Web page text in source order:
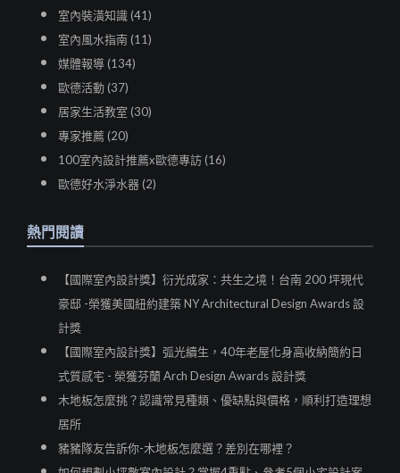
室內裝潢知識 (41)
室內風水指南 (11)
媒體報導 (134)
歐德活動 (37)
居家生活教室 (30)
專家推薦 (20)
100室內設計推薦x歐德專訪 (16)
歐德好水淨水器 (2)
熱門閱讀
【國際室內設計獎】衍光成家：共生之境！台南 200 坪現代
豪邸 -榮獲美國紐約建築 NY Architectural Design Awards 設
計獎
【國際室內設計獎】弧光續生，40年老屋化身高收納簡約日
式質感宅 - 榮獲芬蘭 Arch Design Awards 設計獎
木地板怎麼挑？認識常見種類、優缺點與價格，順利打造理想
居所
豬豬隊友告訴你-木地板怎麼選？差別在哪裡？